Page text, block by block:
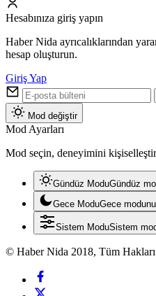
Hesabınıza giriş yapın
Haber Nida ayrıcalıklarından
hesap oluşturun.
Giriş Yap
Mod değiştir
Mod Ayarları
Mod seçin, deneyimini
Gündüz ModuGündüz
Gece ModuGece
Sistem ModuSistem
© Haber Nida 2018, Tüm Hakları